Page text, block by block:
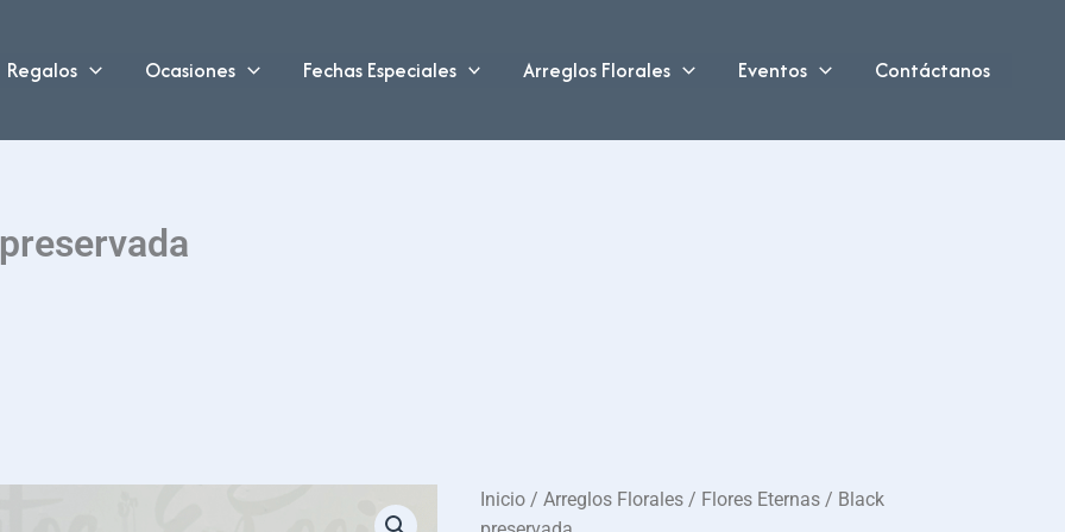
Regalos Ocasiones Fechas Especiales Arreglos Florales Eventos Contáctanos
Inicio /Arreglos Florales / Flores Eternas / Black